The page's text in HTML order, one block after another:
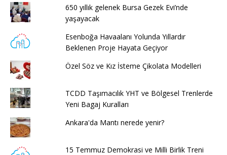
650 yıllık gelenek Bursa Gezek Evi’nde
yaşayacak
Esenboğa Havaalanı Yolunda Yıllardır
Beklenen Proje Hayata Geçiyor
Özel Söz ve Kız İsteme Çikolata Modelleri
TCDD Taşımacılık YHT ve Bölgesel Trenlerde
Yeni Bagaj Kuralları
Ankara'da Mantı nerede yenir?
15 Temmuz Demokrasi ve Milli Birlik Treni